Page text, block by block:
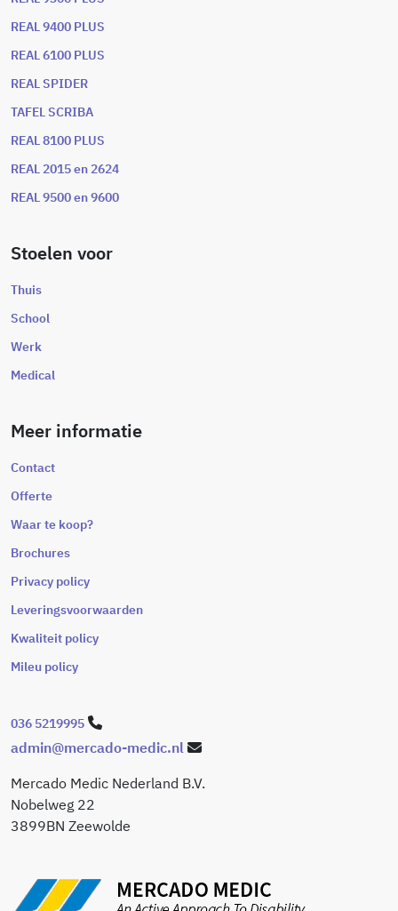
REAL 9400 PLUS
REAL 6100 PLUS
REAL SPIDER
TAFEL SCRIBA
REAL 8100 PLUS
REAL 2015 en 2624
REAL 9500 en 9600
Stoelen voor
Thuis
School
Werk
Medical
Meer informatie
Contact
Offerte
Waar te koop?
Brochures
Privacy policy
Leveringsvoorwaarden
Kwaliteit policy
Mileu policy
036 5219995
admin@mercado-medic.nl
Mercado Medic Nederland B.V.
Nobelweg 22
3899BN Zeewolde